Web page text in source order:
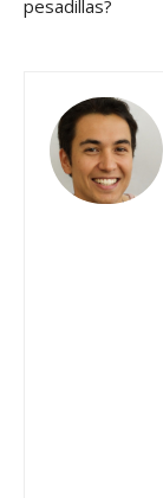
pesadillas?